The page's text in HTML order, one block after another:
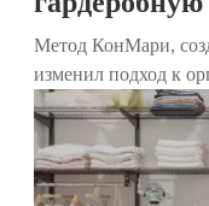
Метод КонМари,
изменил подход к
не только
где каждый предмет
эффективен этот
хранятся одежда,